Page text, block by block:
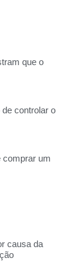
que o
controlar o
comprar um
causa da